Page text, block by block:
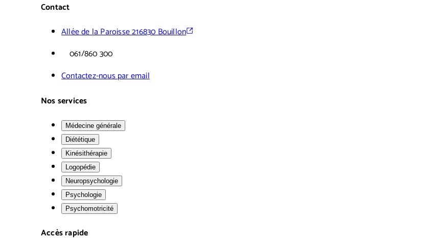
Contact
Allée de la Paroisse 216830 Bouillon
061/860 300
Contactez-nous par email
Nos services
Médecine générale
Diététique
Kinésithérapie
Logopédie
Neuropsychologie
Psychologie
Psychomotricité
Accès rapide